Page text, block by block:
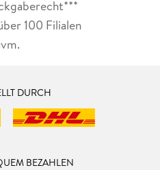
100 Filialen
DURCH
BEZAHLEN